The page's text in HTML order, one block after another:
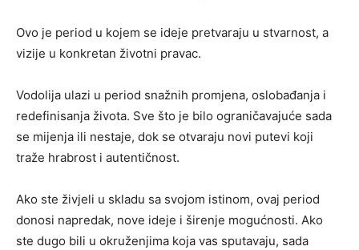
Ovo je period u kojem se ideje pretvaraju u stvarnost, a
vizije u konkretan životni pravac.
Vodolija ulazi u period snažnih promjena, oslobađanja i
redefinisanja života. Sve što je bilo ograničavajuće sada
se mijenja ili nestaje, dok se otvaraju novi putevi koji
traže hrabrost i autentičnost.
Ako ste živjeli u skladu sa svojom istinom, ovaj period
donosi napredak, nove ideje i širenje mogućnosti. Ako
ste dugo bili u okruženjima koja vas sputavaju, sada